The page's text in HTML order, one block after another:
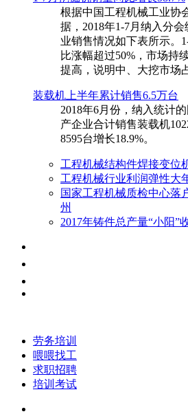
根据中国工程机械工业协
据，2018年1-7月纳入分
业销售情况如下表所示。
比涨幅超过50%，市场持
提高，说明中、大挖市场
装载机上半年累计销售6.5万台
​2018年6月份，纳入统计
产企业合计销售装载机
8595台增长18.9%。
工程机械结构件焊接变位
工程机械行业利润弹性大
国家工程机械质检中心落
州
2017年铸件总产量“小阳”
劳务培训
喂喂找工
求职招聘
培训考试